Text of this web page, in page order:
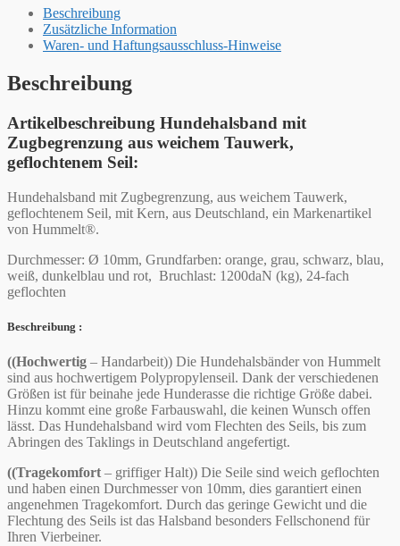
MengeBeschreibung
Zusätzliche Information
Waren- und Haftungsausschluss-Hinweise
Beschreibung
Artikelbeschreibung Hundehalsband mit
Zugbegrenzung aus weichem Tauwerk,
geflochtenem Seil:
Hundehalsband mit Zugbegrenzung, aus weichem Tauwerk,
geflochtenem Seil, mit Kern, aus Deutschland, ein Markenartikel
von Hummelt®.
Durchmesser: Ø 10mm, Grundfarben: orange, grau, schwarz, blau,
weiß, dunkelblau und rot, Bruchlast: 1200daN (kg), 24-fach
geflochten
Beschreibung :
((Hochwertig – Handarbeit)) Die Hundehalsbänder von Hummelt
sind aus hochwertigem Polypropylenseil. Dank der verschiedenen
Größen ist für beinahe jede Hunderasse die richtige Größe dabei.
Hinzu kommt eine große Farbauswahl, die keinen Wunsch offen
lässt. Das Hundehalsband wird vom Flechten des Seils, bis zum
Abringen des Taklings in Deutschland angefertigt.
((Tragekomfort – griffiger Halt)) Die Seile sind weich geflochten
und haben einen Durchmesser von 10mm, dies garantiert einen
angenehmen Tragekomfort. Durch das geringe Gewicht und die
Flechtung des Seils ist das Halsband besonders Fellschonend für
Ihren Vierbeiner.